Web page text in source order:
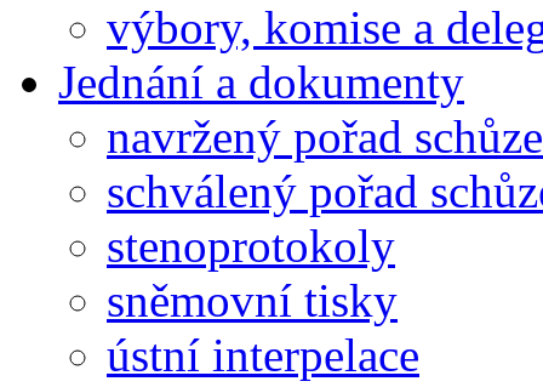
výbory, komise a
Jednání a dokumenty
navržený pořad schůze
schválený pořad
stenoprotokoly
sněmovní tisky
ústní interpelace